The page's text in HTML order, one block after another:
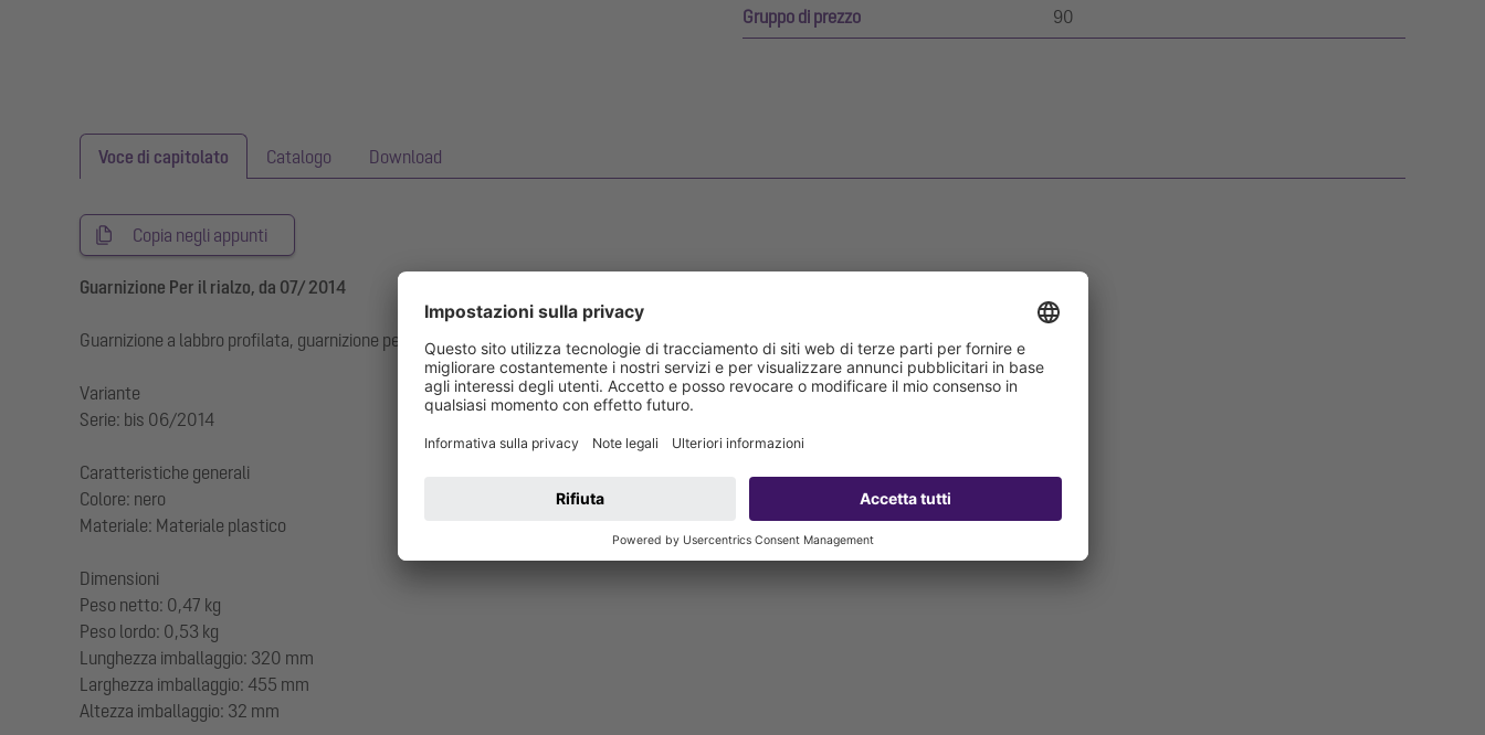
Gruppo di prezzo 90
Voce di capitolato Catalogo Download
Copia negli appunti
Guarnizione Per il rialzo, da 07/ 2014
Guarnizione a labbro profilata, guarnizione per condotto del tubo per la prolunga per il rialzo
Variante
Serie: bis 06/2014
Caratteristiche generali
Colore: nero
Materiale: Materiale plastico
Dimensioni
Peso netto: 0,47 kg
Peso lordo: 0,53 kg
Lunghezza imballaggio: 320 mm
Larghezza imballaggio: 455 mm